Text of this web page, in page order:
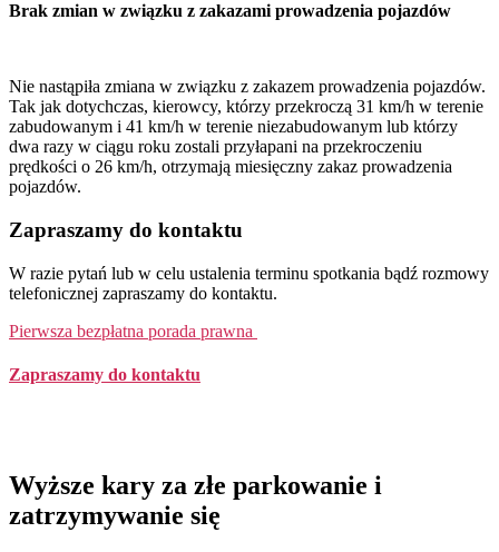
Brak zmian w związku z zakazami prowadzenia pojazdów
Nie nastąpiła zmiana w związku z zakazem prowadzenia pojazdów.
Tak jak dotychczas, kierowcy, którzy przekroczą 31 km/h w terenie
zabudowanym i 41 km/h w terenie niezabudowanym lub którzy
dwa razy w ciągu roku zostali przyłapani na przekroczeniu
prędkości o 26 km/h, otrzymają miesięczny zakaz prowadzenia
pojazdów.
Zapraszamy do kontaktu
W razie pytań lub w celu ustalenia terminu spotkania bądź rozmowy
telefonicznej zapraszamy do kontaktu.
Pierwsza bezpłatna porada prawna
Zapraszamy do kontaktu
Wyższe kary za złe parkowanie i
zatrzymywanie się